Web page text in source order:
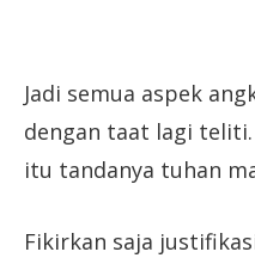
Jadi semua aspek
dengan taat lagi
itu tandanya tuhan
Fikirkan saja